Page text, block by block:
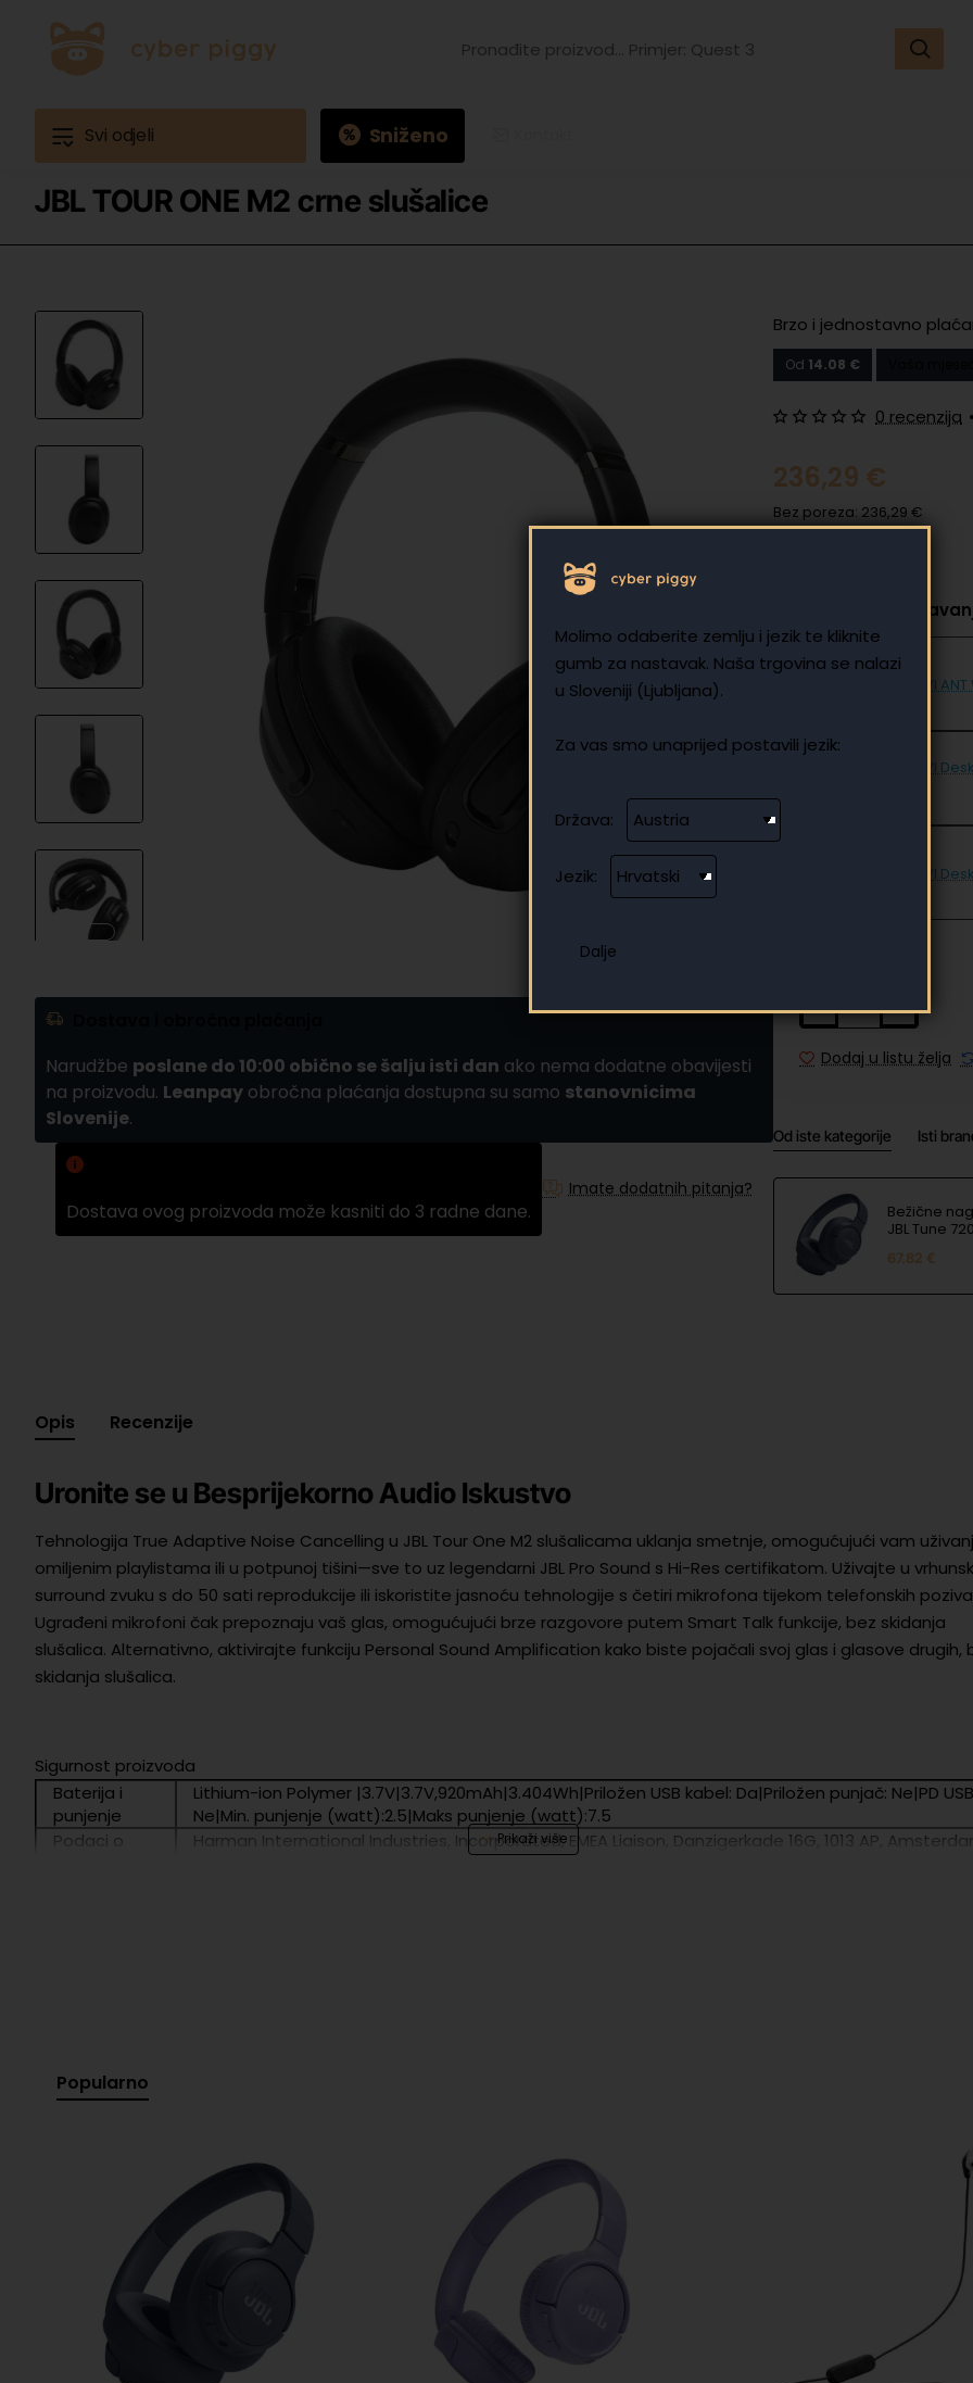
Molimo odaberite zemlju i jezik te kliknite
gumb za nastavak. Naša trgovina se nalazi
u Sloveniji (Ljubljana).
Za vas smo unaprijed postavili jezik:
Država:
Jezik:
Pronađite
Quest
Svi odjeli Sniženo
JBL TOUR ONE M2 crne slušalice
Narudžbe poslane do 10:00 obično se šalju isti dan ako nema dodatne obavijesti
na proizvodu. Leanpay obročna plaćanja dostupna su samo stanovnicima
Slovenije.
Dostava ovog proizvoda može kasniti do 3 radne dane.
Imate dodatnih pitanja?
Brzo i jednostavno
Od 14.08 €
0 recenzija •
236,29 €
Bez poreza: 236,29 €
Odaberite za
UVI
UVI
UVI
Dodaj u listu želja
Od iste kategorije Isti
Bežične
JBL Tune
67.82 €
Opis Recenzije
Uronite se u Besprijekorno Audio Iskustvo
Tehnologija True Adaptive Noise Cancelling u JBL Tour One M2 slušalicama uklanja smetnje, omogućujući vam
omiljenim playlistama ili u potpunoj tišini—sve to uz legendarni JBL Pro Sound s Hi-Res certifikatom. Uživajte u
surround zvuku s do 50 sati reprodukcije ili iskoristite jasnoću tehnologije s četiri mikrofona tijekom telefonskih
Ugrađeni mikrofoni čak prepoznaju vaš glas, omogućujući brze razgovore putem Smart Talk funkcije, bez skidanja
slušalica. Alternativno, aktivirajte funkciju Personal Sound Amplification kako biste pojačali svoj glas i glasove drugih,
skidanja slušalica.
Sigurnost proizvoda
Baterija i
punjenje
Lithium-ion Polymer |3.7V|3.7V,920mAh|3.404Wh|Priložen USB kabel: Da|Priložen punjač: Ne|PD
Ne|Min. punjenje (watt):2.5|Maks punjenje (watt):7.5
Podaci o
Harman International Industries, Incorporated, EMEA Liaison, Danzigerkade 16G, 1013 AP,
Popularno